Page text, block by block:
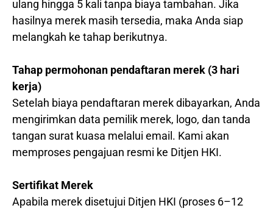
ulang hingga 5 kali tanpa biaya tambahan. Jika
hasilnya merek masih tersedia, maka Anda siap
melangkah ke tahap berikutnya.
Tahap permohonan pendaftaran merek (3 hari
kerja)
Setelah biaya pendaftaran merek dibayarkan, Anda
mengirimkan data pemilik merek, logo, dan tanda
tangan surat kuasa melalui email. Kami akan
memproses pengajuan resmi ke Ditjen HKI.
Sertifikat Merek
Apabila merek disetujui Ditjen HKI (proses 6–12